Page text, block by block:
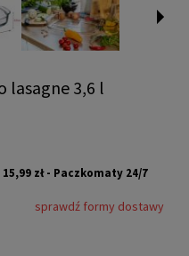
lasagne 3,6 l
zł - Paczkomaty 24/7
kosztów płatności
sprawdź formy dostawy